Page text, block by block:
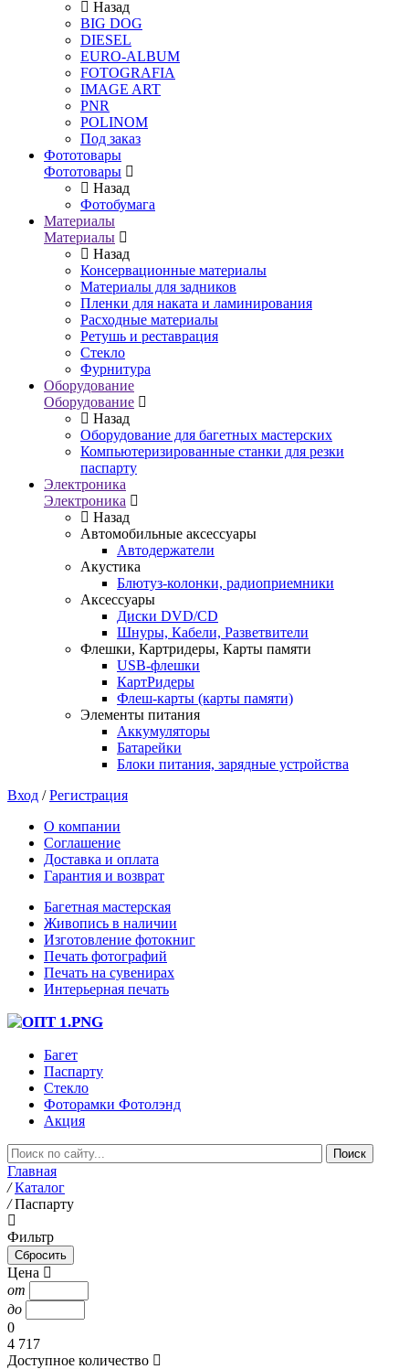
Назад
BIG DOG
DIESEL
EURO-ALBUM
FOTOGRAFIA
IMAGE ART
PNR
POLINOM
Под заказ
Фототовары
Фототовары
Назад
Фотобумага
Материалы
Материалы
Назад
Консервационные материалы
Материалы для задников
Пленки для наката и ламинирования
Расходные материалы
Ретушь и реставрация
Стекло
Фурнитура
Оборудование
Оборудование
Назад
Оборудование для багетных мастерских
Компьютеризированные станки для резки
паспарту
Электроника
Электроника
Назад
Автомобильные аксессуары
Автодержатели
Акустика
Блютуз-колонки, радиоприемники
Аксессуары
Диски DVD/CD
Шнуры, Кабели, Разветвители
Флешки, Картридеры, Карты памяти
USB-флешки
КартРидеры
Флеш-карты (карты памяти)
Элементы питания
Аккумуляторы
Батарейки
Блоки питания, зарядные устройства
Вход /Регистрация
О компании
Соглашение
Доставка и оплата
Гарантия и возврат
Багетная мастерская
Живопись в наличии
Изготовление фотокниг
Печать фотографий
Печать на сувенирах
Интерьерная печать
Багет
Паспарту
Стекло
Фоторамки Фотолэнд
Акция
Главная
/ Каталог
/ Паспарту
Фильтр
Цена
от
до
0
4 717
Доступное количество